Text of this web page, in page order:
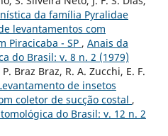
da família Pyralidae
levantamentos com
Piracicaba - SP , Anais da
do Brasil: v. 8 n. 2 (1979)
Braz Braz, R. A. Zucchi, E. F.
de insetos
coletor de sucção costal ,
do Brasil: v. 12 n. 2